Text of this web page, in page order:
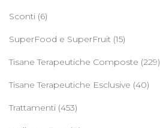
Sconti (6)
SuperFood e SuperFruit (15)
Tisane Terapeutiche Composte (229)
Tisane Terapeutiche Esclusive (40)
Trattamenti (453)